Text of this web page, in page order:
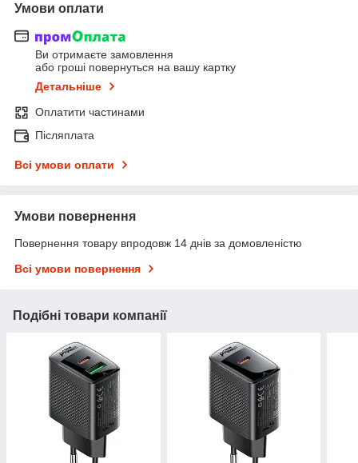
Умови оплати
Ви отримаєте замовлення
або гроші повернуться на вашу картку
Детальніше
Оплатити частинами
Післяплата
Всі умови оплати
Умови повернення
Повернення товару впродовж 14 днів за домовленістю
Всі умови повернення
Подібні товари компанії